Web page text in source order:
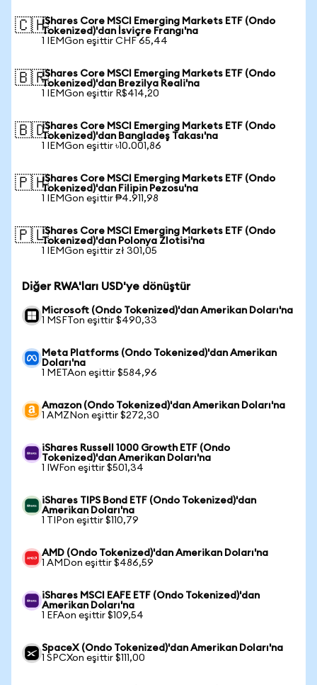
🇨🇭iShares Core MSCI Emerging Markets ETF (Ondo
Tokenized)'dan İsviçre Frangı'na
1 IEMGon eşittir CHF 65,44
🇧🇷iShares Core MSCI Emerging Markets ETF (Ondo
Tokenized)'dan Brezilya Reali'na
1 IEMGon eşittir R$414,20
🇧🇩iShares Core MSCI Emerging Markets ETF (Ondo
Tokenized)'dan Bangladeş Takası'na
1 IEMGon eşittir ৳10.001,86
🇵🇭iShares Core MSCI Emerging Markets ETF (Ondo
Tokenized)'dan Filipin Pezosu'na
1 IEMGon eşittir ₱4.911,98
🇵🇱iShares Core MSCI Emerging Markets ETF (Ondo
Tokenized)'dan Polonya Zlotisi'na
1 IEMGon eşittir zł 301,05
Diğer RWA'ları USD'ye dönüştür
Microsoft (Ondo Tokenized)'dan Amerikan Doları'na
1 MSFTon eşittir $490,33
Meta Platforms (Ondo Tokenized)'dan Amerikan
Doları'na
1 METAon eşittir $584,96
Amazon (Ondo Tokenized)'dan Amerikan Doları'na
1 AMZNon eşittir $272,30
iShares Russell 1000 Growth ETF (Ondo
Tokenized)'dan Amerikan Doları'na
1 IWFon eşittir $501,34
iShares TIPS Bond ETF (Ondo Tokenized)'dan
Amerikan Doları'na
1 TIPon eşittir $110,79
AMD (Ondo Tokenized)'dan Amerikan Doları'na
1 AMDon eşittir $486,59
iShares MSCI EAFE ETF (Ondo Tokenized)'dan
Amerikan Doları'na
1 EFAon eşittir $109,54
SpaceX (Ondo Tokenized)'dan Amerikan Doları'na
1 SPCXon eşittir $111,00